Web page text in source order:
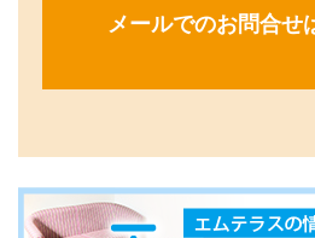
メールでのお問合せ